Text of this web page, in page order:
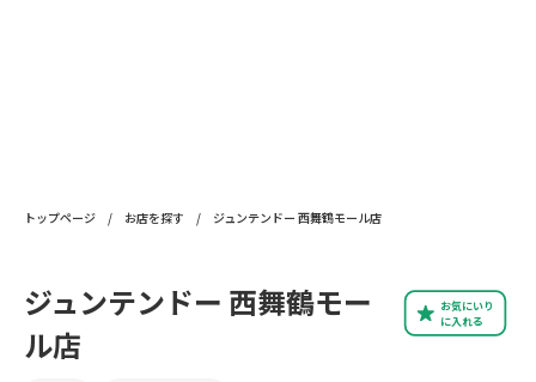
トップページ / お店を探す / ジュンテンドー 西舞鶴モール店
お気にいり
に入れる
ジュンテンドー 西舞鶴モー
ル店